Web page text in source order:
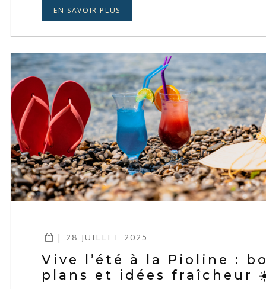
EN SAVOIR PLUS
| 28 JUILLET 2025
Vive l’été à la Pioline :
plans et idées fraîcheur